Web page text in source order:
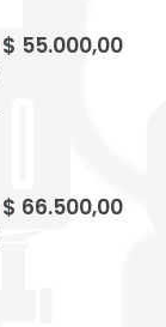
$ 55.000,00
$ 66.500,00